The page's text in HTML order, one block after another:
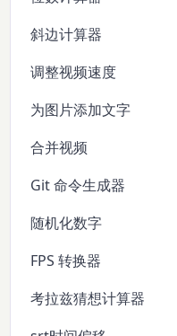
斜边计算器
调整视频速度
为图片添加文字
合并视频
Git 命令生成器
随机化数字
FPS 转换器
考拉兹猜想计算器